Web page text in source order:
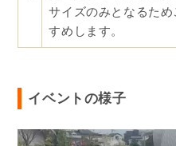
サイズのみとなるた
すめします。
イベントの様子